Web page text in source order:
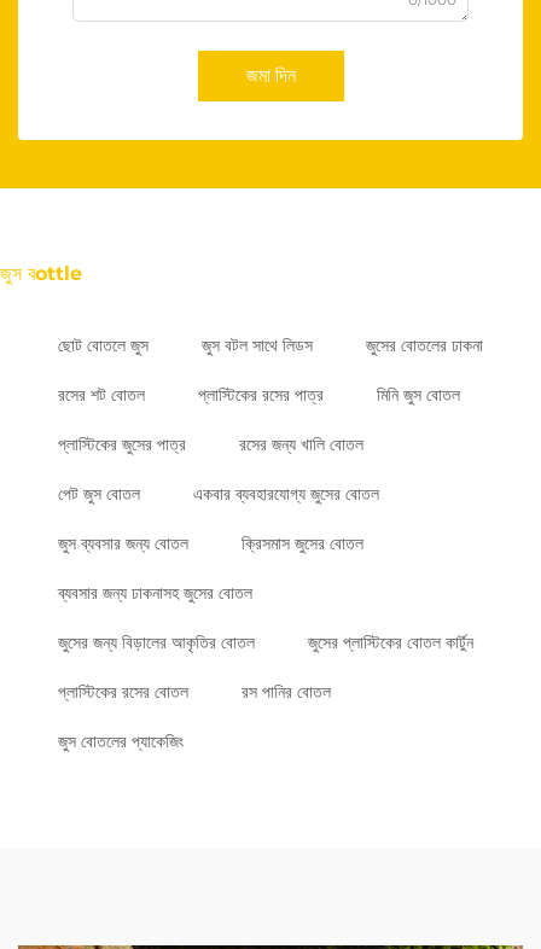
জমা দিন
জুস বottle
ছোট বোতলে জুস জুস বটল সাথে লিডস জুসের বোতলের ঢাকনা
রসের শট বোতল প্লাস্টিকের রসের পাত্র মিনি জুস বোতল
প্লাস্টিকের জুসের পাত্র রসের জন্য খালি বোতল
পেট জুস বোতল একবার ব্যবহারযোগ্য জুসের বোতল
জুস ব্যবসার জন্য বোতল ক্রিসমাস জুসের বোতল
ব্যবসার জন্য ঢাকনাসহ জুসের বোতল
জুসের জন্য বিড়ালের আকৃতির বোতল জুসের প্লাস্টিকের বোতল কার্টুন
প্লাস্টিকের রসের বোতল রস পানির বোতল
জুস বোতলের প্যাকেজিং